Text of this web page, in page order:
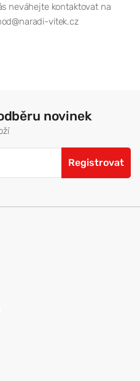
neváhejte kontaktovat na
vitek.cz
novinek
Registrovat